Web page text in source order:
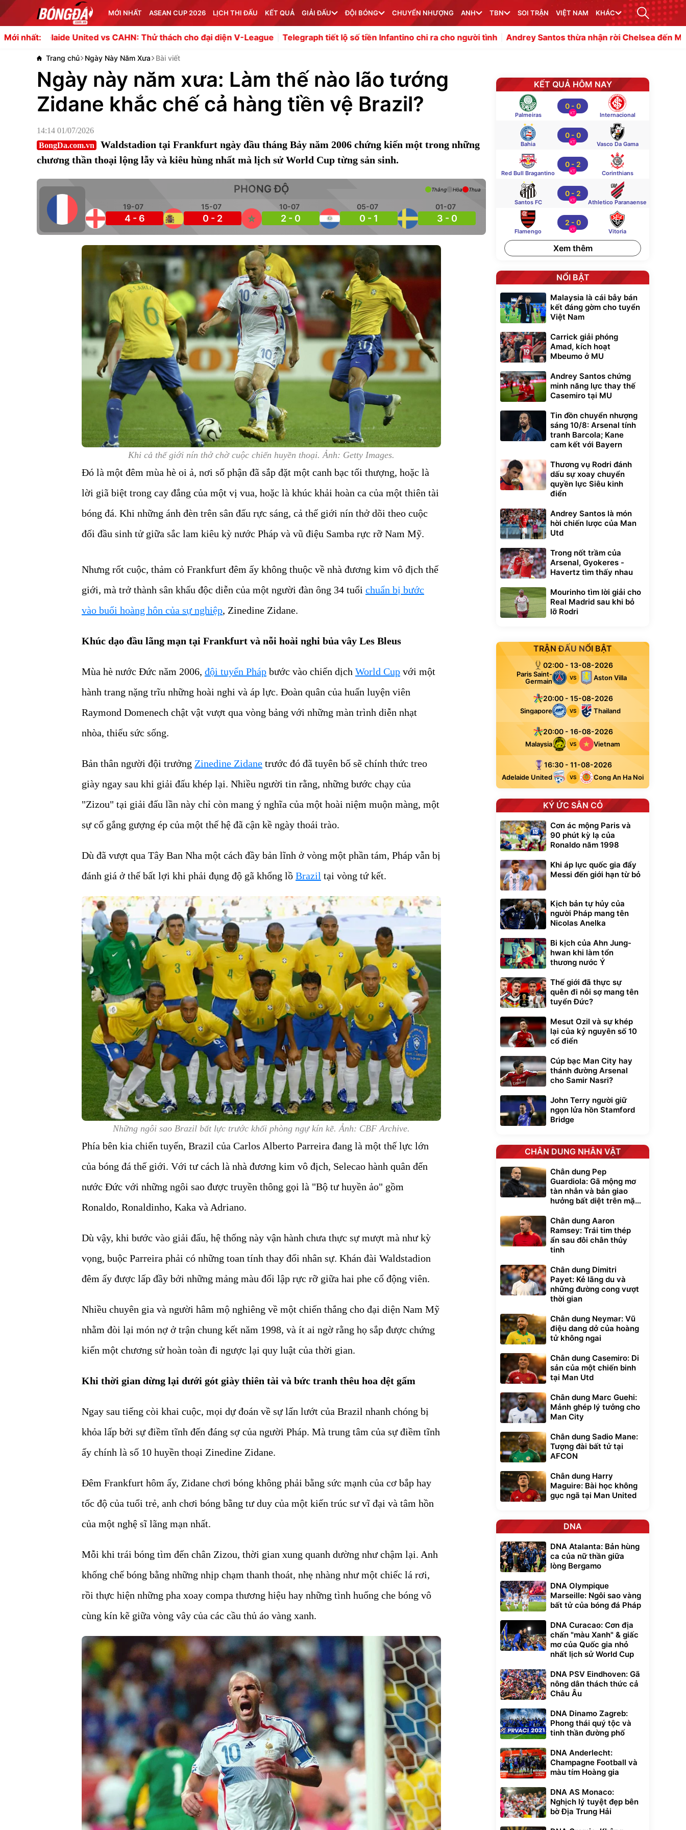
MỚI NHẤT ASEAN CUP 2026 LỊCH THI ĐẤU KẾT QUẢ GIẢI ĐẤU ĐỘI BÓNG CHUYỂN NHƯỢNG ANH TBN SOI TRẬN VIỆT NAM KHÁC
Mới nhất:
United vs CAHN: Thử thách cho đại diện V-League Telegraph tiết lộ số tiền Infantino chi ra cho người tình Andrey Santos thừa nhận rời Chelsea đến MU là bước tiến
Trang chủ Ngày Này Năm Xưa Bài viết
Ngày này năm xưa: Làm thế nào lão tướng
Zidane khắc chế cả hàng tiền vệ Brazil?
14:14 01/07/2026
BongDa.com.vn
Waldstadion tại Frankfurt ngày đầu tháng Bảy năm 2006 chứng kiến một trong những
chương thần thoại lộng lẫy và kiêu hùng nhất mà lịch sử World Cup từng sản sinh.
PHONG ĐỘ
19-07
4 - 6
15-07
0 - 2
10-07
2 - 0
05-07
0 - 1
01-07
3 - 0
Thắng Hòa Thua
Khi cả thế giới nín thở chờ cuộc chiến huyền thoại. Ảnh: Getty Images.
Đó là một đêm mùa hè oi ả, nơi số phận đã sắp đặt một canh bạc tối thượng, hoặc là
lời giã biệt trong cay đắng của một vị vua, hoặc là khúc khải hoàn ca của một thiên tài
bóng đá. Khi những ánh đèn trên sân đấu rực sáng, cả thế giới nín thở dõi theo cuộc
đối đầu sinh tử giữa sắc lam kiêu kỳ nước Pháp và vũ điệu Samba rực rỡ Nam Mỹ.
Nhưng rốt cuộc, thảm cỏ Frankfurt đêm ấy không thuộc về nhà đương kim vô địch thế
giới, mà trở thành sân khấu độc diễn của một người đàn ông 34 tuổi chuẩn bị bước
vào buổi hoàng hôn của sự nghiệp, Zinedine Zidane.
Khúc dạo đầu lãng mạn tại Frankfurt và nỗi hoài nghi bủa vây Les Bleus
Mùa hè nước Đức năm 2006, đội tuyển Pháp bước vào chiến dịch World Cup với một
hành trang nặng trĩu những hoài nghi và áp lực. Đoàn quân của huấn luyện viên
Raymond Domenech chật vật vượt qua vòng bảng với những màn trình diễn nhạt
nhòa, thiếu sức sống.
Bản thân người đội trưởng Zinedine Zidane trước đó đã tuyên bố sẽ chính thức treo
giày ngay sau khi giải đấu khép lại. Nhiều người tin rằng, những bước chạy của
"Zizou" tại giải đấu lần này chỉ còn mang ý nghĩa của một hoài niệm muộn màng, một
sự cố gắng gượng ép của một thế hệ đã cận kề ngày thoái trào.
Dù đã vượt qua Tây Ban Nha một cách đầy bản lĩnh ở vòng một phần tám, Pháp vẫn bị
đánh giá ở thế bất lợi khi phải đụng độ gã khổng lồ Brazil tại vòng tứ kết.
Những ngôi sao Brazil bất lực trước khối phòng ngự kín kẽ. Ảnh: CBF Archive.
Phía bên kia chiến tuyến, Brazil của Carlos Alberto Parreira đang là một thế lực lớn
của bóng đá thế giới. Với tư cách là nhà đương kim vô địch, Selecao hành quân đến
nước Đức với những ngôi sao được truyền thông gọi là "Bộ tư huyền ảo" gồm
Ronaldo, Ronaldinho, Kaka và Adriano.
Dù vậy, khi bước vào giải đấu, hệ thống này vận hành chưa thực sự mượt mà như kỳ
vọng, buộc Parreira phải có những toan tính thay đổi nhân sự. Khán đài Waldstadion
đêm ấy được lấp đầy bởi những mảng màu đối lập rực rỡ giữa hai phe cổ động viên.
Nhiều chuyên gia và người hâm mộ nghiêng về một chiến thắng cho đại diện Nam Mỹ
nhằm đòi lại món nợ ở trận chung kết năm 1998, và ít ai ngờ rằng họ sắp được chứng
kiến một chương sử hoàn toàn đi ngược lại quy luật của thời gian.
Khi thời gian dừng lại dưới gót giày thiên tài và bức tranh thêu hoa dệt gấm
Ngay sau tiếng còi khai cuộc, mọi dự đoán về sự lấn lướt của Brazil nhanh chóng bị
khỏa lấp bởi sự điềm tĩnh đến đáng sợ của người Pháp. Mà trung tâm của sự điềm tĩnh
ấy chính là số 10 huyền thoại Zinedine Zidane.
Đêm Frankfurt hôm ấy, Zidane chơi bóng không phải bằng sức mạnh của cơ bắp hay
tốc độ của tuổi trẻ, anh chơi bóng bằng tư duy của một kiến trúc sư vĩ đại và tâm hồn
của một nghệ sĩ lãng mạn nhất.
Mỗi khi trái bóng tìm đến chân Zizou, thời gian xung quanh dường như chậm lại. Anh
khống chế bóng bằng những nhịp chạm thanh thoát, nhẹ nhàng như một chiếc lá rơi,
rồi thực hiện những pha xoay compa thương hiệu hay những tình huống che bóng vô
cùng kín kẽ giữa vòng vây của các cầu thủ áo vàng xanh.
KẾT QUẢ HÔM NAY
Palmeiras
0 - 0
KT Internacional
Bahia
0 - 0
KT Vasco Da Gama
Red Bull Bragantino
0 - 2
KT Corinthians
Santos FC
0 - 2
KT Athletico Paranaense
Flamengo
2 - 0
KT Vitoria
Xem thêm
NỔI BẬT
Malaysia là cái bẫy bán
kết đáng gờm cho tuyển
Việt Nam
Carrick giải phóng
Amad, kích hoạt
Mbeumo ở MU
Andrey Santos chứng
minh năng lực thay thế
Casemiro tại MU
Tin đồn chuyển nhượng
sáng 10/8: Arsenal tính
tranh Barcola; Kane
cam kết với Bayern
Thương vụ Rodri đánh
dấu sự xoay chuyển
quyền lực Siêu kinh
điển
Andrey Santos là món
hời chiến lược của Man
Utd
Trong nốt trầm của
Arsenal, Gyokeres -
Havertz tìm thấy nhau
Mourinho tìm lời giải cho
Real Madrid sau khi bỏ
lỡ Rodri
TRẬN ĐẤU NỔI BẬT
02:00 - 13-08-2026
Paris Saint-
Germain
VS Aston Villa
20:00 - 15-08-2026
Singapore VS Thailand
20:00 - 16-08-2026
Malaysia VS Vietnam
16:30 - 11-08-2026
Adelaide United VS Cong An Ha Noi
KÝ ỨC SÂN CỎ
Cơn ác mộng Paris và
90 phút kỳ lạ của
Ronaldo năm 1998
Khi áp lực quốc gia đẩy
Messi đến giới hạn từ bỏ
Kịch bản tự hủy của
người Pháp mang tên
Nicolas Anelka
Bi kịch của Ahn Jung-
hwan khi làm tổn
thương nước Ý
Thế giới đã thực sự
quên đi nỗi sợ mang tên
tuyển Đức?
Mesut Ozil và sự khép
lại của kỷ nguyên số 10
cổ điển
Cúp bạc Man City hay
thánh đường Arsenal
cho Samir Nasri?
John Terry người giữ
ngọn lửa hồn Stamford
Bridge
CHÂN DUNG NHÂN VẬT
Chân dung Pep
Guardiola: Gã mộng mơ
tàn nhẫn và bản giao
hưởng bất diệt trên mặt
Chân dung Aaron
Ramsey: Trái tim thép
ẩn sau đôi chân thủy
tinh
Chân dung Dimitri
Payet: Kẻ lãng du và
những đường cong vượt
thời gian
Chân dung Neymar: Vũ
điệu dang dở của hoàng
tử không ngai
Chân dung Casemiro: Di
sản của một chiến binh
tại Man Utd
Chân dung Marc Guehi:
Mảnh ghép lý tưởng cho
Man City
Chân dung Sadio Mane:
Tượng đài bất tử tại
AFCON
Chân dung Harry
Maguire: Bài học không
gục ngã tại Man United
DNA
DNA Atalanta: Bản hùng
ca của nữ thần giữa
lòng Bergamo
DNA Olympique
Marseille: Ngôi sao vàng
bất tử của bóng đá Pháp
DNA Curacao: Cơn địa
chấn "màu Xanh" & giấc
mơ của Quốc gia nhỏ
nhất lịch sử World Cup
DNA PSV Eindhoven: Gã
nông dân thách thức cả
Châu Âu
DNA Dinamo Zagreb:
Phong thái quý tộc và
tinh thần đường phố
DNA Anderlecht:
Champagne Football và
màu tím Hoàng gia
DNA AS Monaco:
Nghịch lý tuyệt đẹp bên
bờ Địa Trung Hải